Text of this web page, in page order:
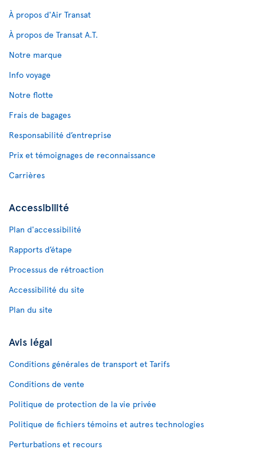
À propos d'Air Transat
À propos de Transat A.T.
Notre marque
Info voyage
Notre flotte
Frais de bagages
Responsabilité d’entreprise
Prix et témoignages de reconnaissance
Carrières
Accessibilité
Plan d'accessibilité
Rapports d’étape
Processus de rétroaction
Accessibilité du site
Plan du site
Avis légal
Conditions générales de transport et Tarifs
Conditions de vente
Politique de protection de la vie privée
Politique de fichiers témoins et autres technologies
Perturbations et recours